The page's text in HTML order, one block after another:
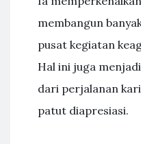
membangun
pusat kegiatan
Hal ini juga
dari perjalanan
patut diapresiasi.